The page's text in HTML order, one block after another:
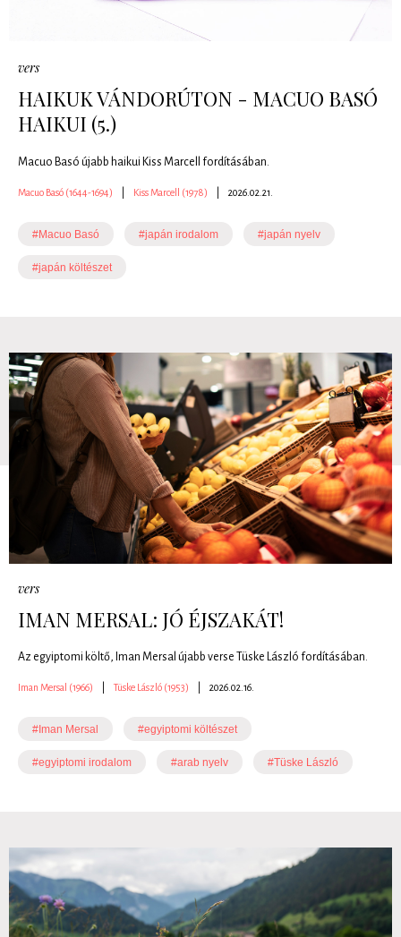
vers
HAIKUK VÁNDORÚTON - MACUO BASÓ
HAIKUI (5.)
Macuo Basó újabb haikui Kiss Marcell fordításában.
Macuo Basó (1644-1694) Kiss Marcell (1978) 2026.02.21.
#Macuo Basó #japán irodalom #japán nyelv
#japán költészet
vers
IMAN MERSAL: JÓ ÉJSZAKÁT!
Az egyiptomi költő, Iman Mersal újabb verse Tüske László fordításában.
Iman Mersal (1966) Tüske László (1953) 2026.02.16.
#Iman Mersal #egyiptomi költészet
#egyiptomi irodalom #arab nyelv #Tüske László